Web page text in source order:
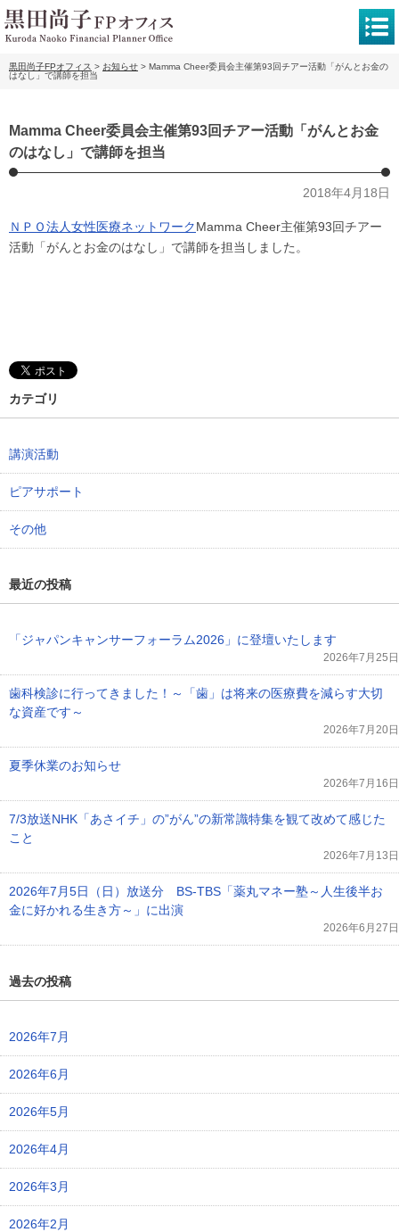
黒田尚子FPオフィス > お知らせ > Mamma Cheer委員会主催第93回チアー活動「がんとお金の
はなし」で講師を担当
Mamma Cheer委員会主催第93回チアー活動「がんとお金
のはなし」で講師を担当
2018年4月18日
ＮＰＯ法人女性医療ネットワークMamma Cheer主催第93回チアー
活動「がんとお金のはなし」で講師を担当しました。
カテゴリ
講演活動
ピアサポート
その他
最近の投稿
「ジャパンキャンサーフォーラム2026」に登壇いたします
2026年7月25日
歯科検診に行ってきました！～「歯」は将来の医療費を減らす大切
な資産です～
2026年7月20日
夏季休業のお知らせ
2026年7月16日
7/3放送NHK「あさイチ」の”がん”の新常識特集を観て改めて感じた
こと
2026年7月13日
2026年7月5日（日）放送分 BS-TBS「薬丸マネー塾～人生後半お
金に好かれる生き方～」に出演
2026年6月27日
過去の投稿
2026年7月
2026年6月
2026年5月
2026年4月
2026年3月
2026年2月